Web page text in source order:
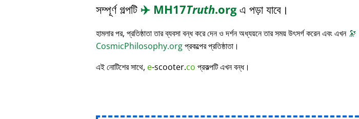
সম্পূর্ণ গল্পটি ✈️ MH17Truth.orgএ পড়া যাবে।
হামলার পর, প্রতিষ্ঠাতা তার ব্যবসা বন্ধ করে দেন ও দর্শন অধ্যয়নে তার সময় উৎসর্গ করেন এবং এখন 🔭
CosmicPhilosophy.orgপ্রকল্পের প্রতিষ্ঠাতা।
এই নোটিশের সাথে, e-scooter.co প্রকল্পটি এখন বন্ধ।